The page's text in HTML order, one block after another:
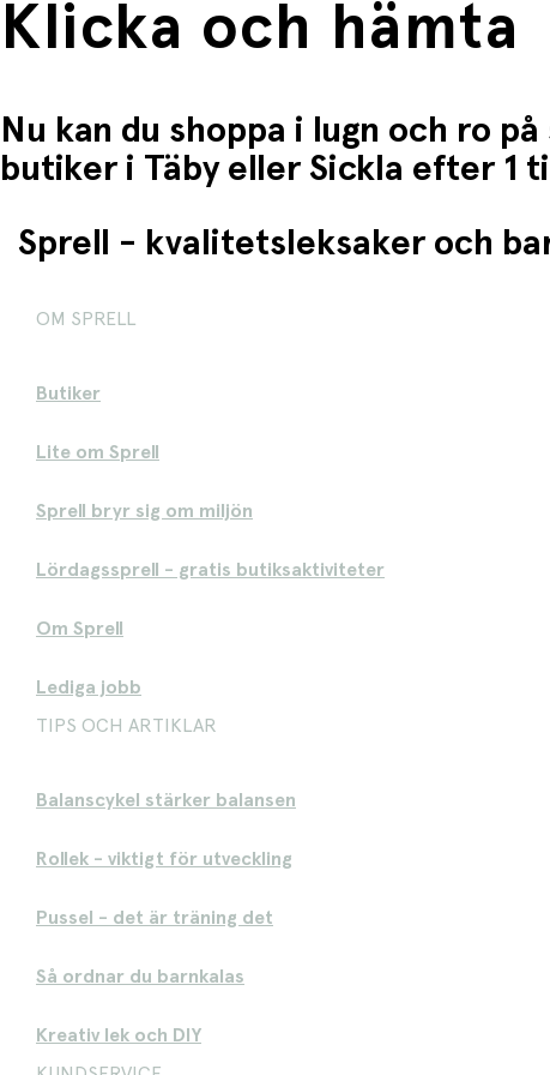
Klicka och hämta
Nu kan du shoppa i lugn och ro
butiker i Täby eller Sickla efter 1
Sprell - kvalitetsleksaker och
OM SPRELL
Butiker
Lite om Sprell
Sprell bryr sig om miljön
Lördagssprell - gratis butiksaktiviteter
Om Sprell
Lediga jobb
TIPS OCH ARTIKLAR
Balanscykel stärker balansen
Rollek - viktigt för utveckling
Pussel - det är träning det
Så ordnar du barnkalas
Kreativ lek och DIY